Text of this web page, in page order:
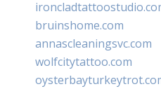
bruinshome.com
annascleaningsvc.com
wolfcitytattoo.com